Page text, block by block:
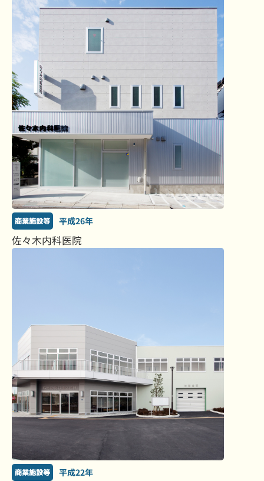
商業施設等 平成26年
佐々木内科医院
商業施設等 平成22年